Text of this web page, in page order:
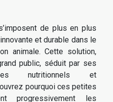
de plus en plus
et durable dans le
animale. Cette solution,
public, séduit par ses
nutritionnels et
pourquoi ces petites
progressivement les